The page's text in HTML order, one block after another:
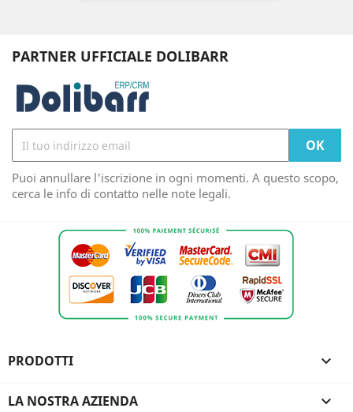
PARTNER UFFICIALE DOLIBARR
Puoi annullare l'iscrizione in ogni momenti. A questo scopo,
cerca le info di contatto nelle note legali.
PRODOTTI 
LA NOSTRA AZIENDA 